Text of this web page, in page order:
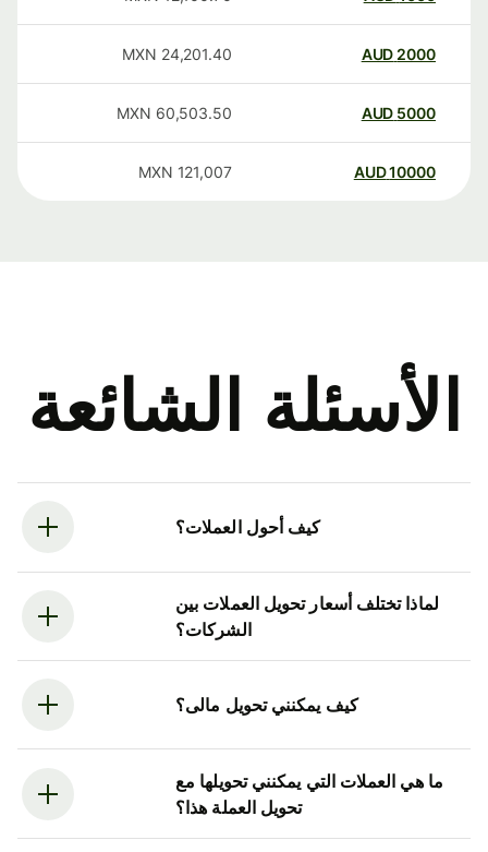
2000
AUD
24,201.40
MXN
5000
AUD
60,503.50
MXN
10000
AUD
121,007
MXN
الأسئلة الشائعة
كيف أحول العملات؟
لماذا تختلف أسعار تحويل العملات بين
الشركات؟
كيف يمكنني تحويل مالى؟
ما هي العملات التي يمكنني تحويلها مع
تحويل العملة هذا؟